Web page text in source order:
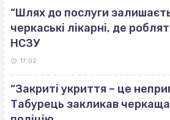
“Шлях до послуги
черкаські лікарні, де
НСЗУ
17:02
“Закриті укриття – це
Табурець закликав